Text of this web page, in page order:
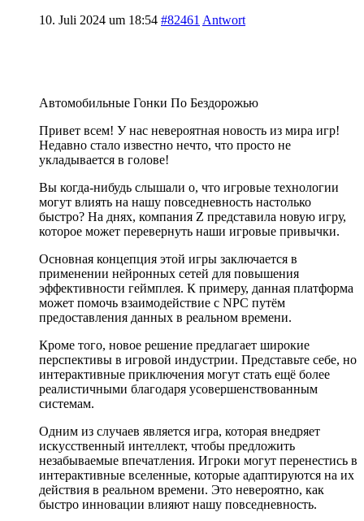
10. Juli 2024 um 18:54 #82461 Antwort
Автомобильные Гонки По Бездорожью
Привет всем! У нас невероятная новость из мира игр!
Недавно стало известно нечто, что просто не
укладывается в голове!
Вы когда-нибудь слышали о, что игровые технологии
могут влиять на нашу повседневность настолько
быстро? На днях, компания Z представила новую игру,
которое может перевернуть наши игровые привычки.
Основная концепция этой игры заключается в
применении нейронных сетей для повышения
эффективности геймплея. К примеру, данная платформа
может помочь взаимодействие с NPC путём
предоставления данных в реальном времени.
Кроме того, новое решение предлагает широкие
перспективы в игровой индустрии. Представьте себе, но
интерактивные приключения могут стать ещё более
реалистичными благодаря усовершенствованным
системам.
Одним из случаев является игра, которая внедряет
искусственный интеллект, чтобы предложить
незабываемые впечатления. Игроки могут перенестись в
интерактивные вселенные, которые адаптируются на их
действия в реальном времени. Это невероятно, как
быстро инновации влияют нашу повседневность.